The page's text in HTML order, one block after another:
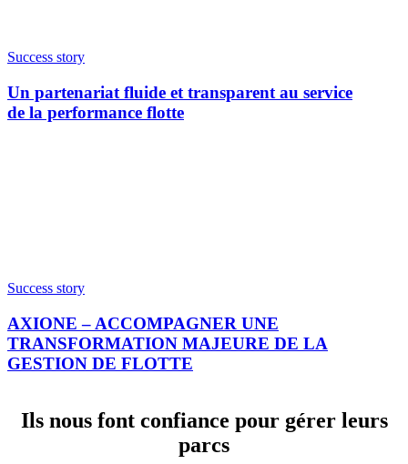
Success story
Un partenariat fluide et transparent au service
de la performance flotte
Success story
AXIONE – ACCOMPAGNER UNE
TRANSFORMATION MAJEURE DE LA
GESTION DE FLOTTE
Ils nous font confiance pour gérer leurs
parcs